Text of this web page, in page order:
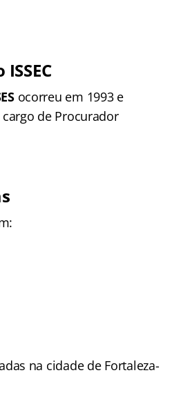
ocorreu em 1993 e
de Procurador
na cidade de Fortaleza-